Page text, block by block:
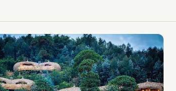
cœur de chaque décision, des matières
Portée par Emma Watson, Olivia Palermo ou
de Cambridge, Monica Vinader prouve que
forment un duo naturel.